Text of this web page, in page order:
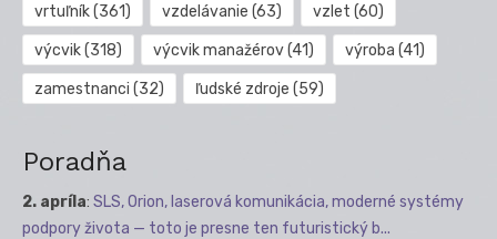
vrtuľník(361) vzdelávanie (63) vzlet (60)
výcvik(318) výcvik manažérov(41) výroba (41)
zamestnanci (32) ľudské zdroje (59)
Poradňa
2. apríla: SLS, Orion, laserová komunikácia, moderné systémy
podpory života — toto je presne ten futuristický b...